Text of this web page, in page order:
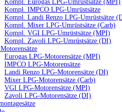
Kompl. Eurogas LPG-Umrüstsätze (MPI)
Kompl. IMPCO LPG-Umrüstsätze
Kompl. Landi Renzo LPG-Umrüstsätze
Kompl. Mixer LPG-Umrüstsätze (Carb)
Kompl. VGI LPG-Umrüstsätze (MPI)
Kompl. Zavoli LPG-Umrüstsätze (DI)
Eurogas LPG-Motorensätze (MPI)
IMPCO LPG-Motorensätze
Landi Renzo LPG-Motorensätze (DI)
Mixer LPG-Motorensätze (Carb)
VGI LPG-Motorensätze (MPI)
Zavoli LPG-Motorensätze (DI)